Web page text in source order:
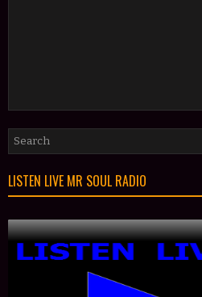
LISTEN LIVE MR SOUL RADIO